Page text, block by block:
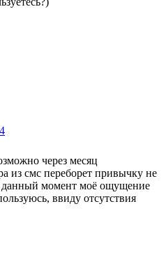
через месяц
из смс переборет привычку не
данный момент моё ощущение
ввиду отсутствия